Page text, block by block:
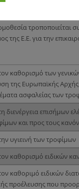
RASSF, και
τροποποιείται
της Ε.Ε. για την
καθορισμό των
της Ευρωπαϊκής
ασφαλείας των
διενέργεια επισήμων
και προς τους
υγιεινή των τροφίμων
καθορισμό ειδικών
καθοριμό ειδικών
προέλευσης που